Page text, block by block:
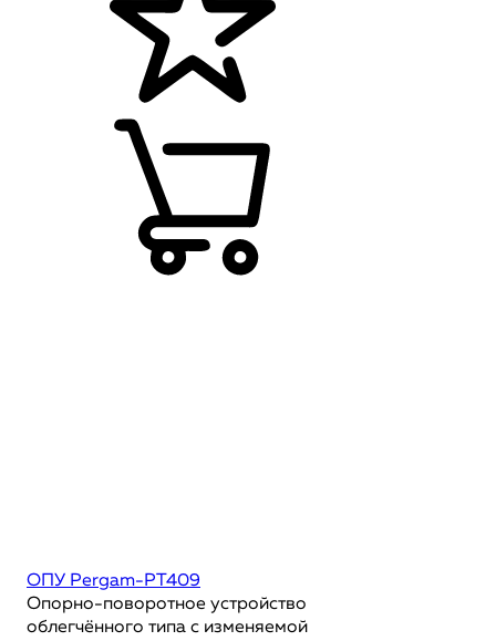
ОПУ Pergam-PT409
Опорно-поворотное устройство
облегчённого типа с изменяемой